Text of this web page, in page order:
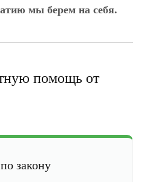
мы берем на себя.
помощь от
закону